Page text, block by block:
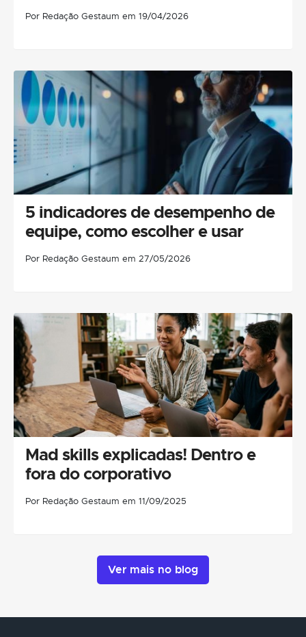
Por Redação Gestaum em 19/04/2026
5 indicadores de desempenho de
equipe, como escolher e usar
Por Redação Gestaum em 27/05/2026
Mad skills explicadas! Dentro e
fora do corporativo
Por Redação Gestaum em 11/09/2025
Ver mais no blog